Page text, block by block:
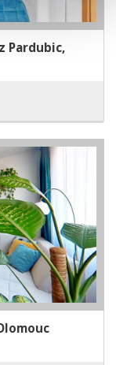
Pardubic,